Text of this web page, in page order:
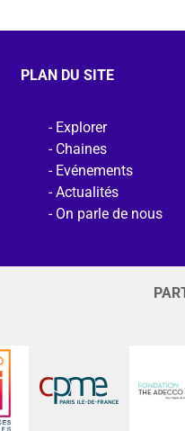
PLAN DU SITE
Explorer
Chaines
Evénements
Actualités
On parle de nous